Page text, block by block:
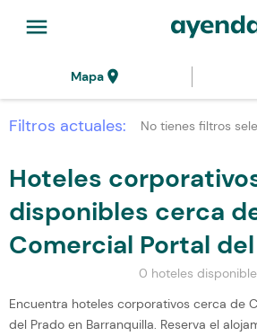
menu
Mapalocation_on
Filtros actuales: No tienes filtros
Hoteles
disponibles cerca
Comercial Portal
0 hoteles
Encuentra hoteles corporativos cerca de
del Prado en Barranquilla. Reserva el